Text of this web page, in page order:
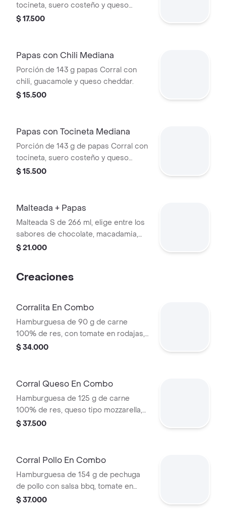
tocineta, suero costeño y queso
cheddar + bebida
$ 17.500
Papas con Chili Mediana
Porción de 143 g papas Corral con
chili, guacamole y queso cheddar.
$ 15.500
Papas con Tocineta Mediana
Porción de 143 g de papas Corral con
tocineta, suero costeño y queso
cheddar.
$ 15.500
Malteada + Papas
Malteada S de 266 ml, elige entre los
sabores de chocolate, macadamia,
frutos del bosque, vainilla o Café +
tiempo de entrega.
$ 21.000
Creaciones
Corralita En Combo
Hamburguesa de 90 g de carne
100% de res, con tomate en rodajas,
cebolla en rodajas, lechuga, salsa
pet
$ 34.000
Corral Queso En Combo
Hamburguesa de 125 g de carne
100% de res, queso tipo mozzarella,
tomate en rodajas, cebolla en rodajas,
$ 37.500
Corral Pollo En Combo
Hamburguesa de 154 g de pechuga
de pollo con salsa bbq, tomate en
rodajas, cebolla en rodajas, lechuga y
$ 37.000